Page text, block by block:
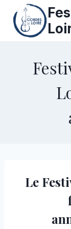
contenu
Le